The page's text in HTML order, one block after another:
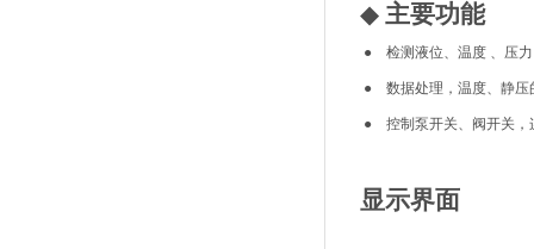
◆ 主要功能
● 检测液位、温度 、压
● 数据处理，温度、静压
● 控制泵开关、阀开关，
显示界面